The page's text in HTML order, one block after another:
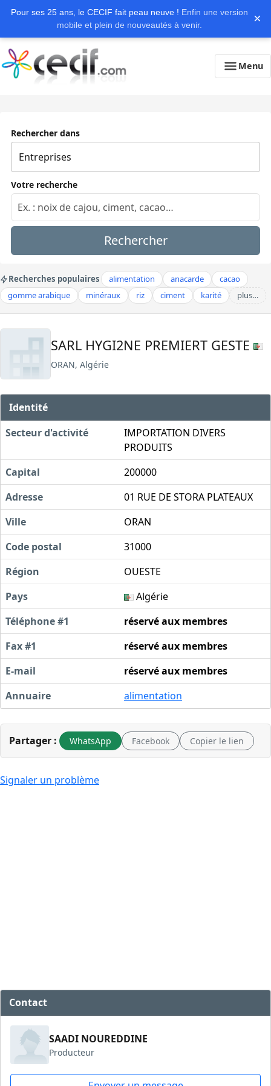
Pour ses 25 ans, le CECIF fait peau neuve ! Enfin une version
mobile et plein de nouveautés à venir.
×
Menu
Rechercher dans
Votre recherche
Rechercher
Recherches populaires alimentation anacarde
cacao
gomme arabique
minéraux riz ciment karité plus…
SARL HYGI2NE PREMIERT GESTE
ORAN, Algérie
Identité
Secteur d'activité
IMPORTATION DIVERS
PRODUITS
Capital
200000
Adresse
01 RUE DE STORA PLATEAUX
Ville
ORAN
Code postal
31000
Région
OUESTE
Pays
Algérie
Téléphone #1
réservé aux membres
Fax #1
réservé aux membres
E-mail
réservé aux membres
Annuaire
alimentation
Partager : WhatsApp Facebook Copier le lien
Signaler un problème
Contact
SAADI NOUREDDINE
Producteur